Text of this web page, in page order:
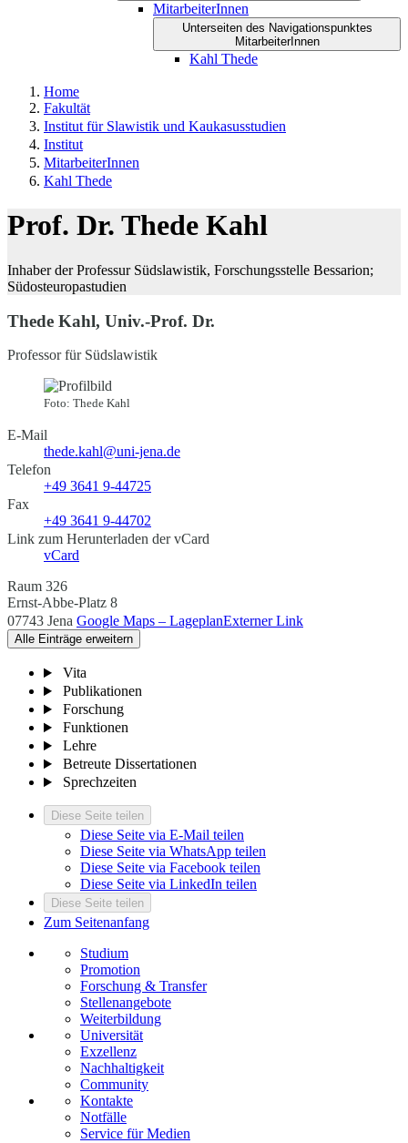
MitarbeiterInnen
Unterseiten des Navigationspunktes
MitarbeiterInnen
Kahl Thede
Home
Fakultät
Institut für Slawistik und Kaukasusstudien
Institut
MitarbeiterInnen
Kahl Thede
Prof. Dr. Thede Kahl
Inhaber der Professur Südslawistik, Forschungsstelle Bessarion;
Südosteuropastudien
Thede Kahl, Univ.-Prof. Dr.
Professor für Südslawistik
Foto: Thede Kahl
E-Mail
thede.kahl@uni-jena.de
Telefon
+49 3641 9-44725
Fax
+49 3641 9-44702
Link zum Herunterladen der vCard
vCard
Raum 326
Ernst-Abbe-Platz 8
07743 Jena Google Maps – LageplanExterner Link
Alle Einträge erweitern
Vita
Publikationen
Forschung
Funktionen
Lehre
Betreute Dissertationen
Sprechzeiten
Diese Seite teilen
Diese Seite via E-Mail teilen
Diese Seite via WhatsApp teilen
Diese Seite via Facebook teilen
Diese Seite via LinkedIn teilen
Diese Seite teilen
Zum Seitenanfang
Studium
Promotion
Forschung & Transfer
Stellenangebote
Weiterbildung
Universität
Exzellenz
Nachhaltigkeit
Community
Kontakte
Notfälle
Service für Medien